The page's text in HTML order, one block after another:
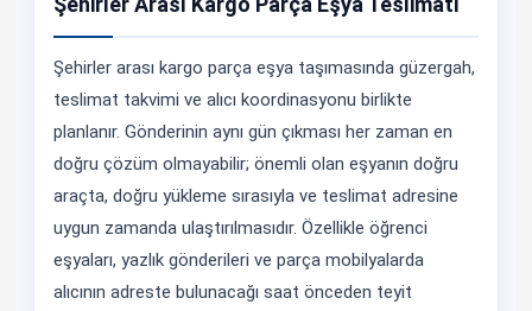
Şehirler arası kargo parça eşya taşımasında güzergah,
teslimat takvimi ve alıcı koordinasyonu birlikte
planlanır. Gönderinin aynı gün çıkması her zaman en
doğru çözüm olmayabilir; önemli olan eşyanın doğru
araçta, doğru yükleme sırasıyla ve teslimat adresine
uygun zamanda ulaştırılmasıdır. Özellikle öğrenci
eşyaları, yazlık gönderileri ve parça mobilyalarda
alıcının adreste bulunacağı saat önceden teyit